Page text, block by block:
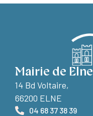
Mairie de Elne
14 Bd Voltaire,
66200 ELNE
04 68 37 38 39